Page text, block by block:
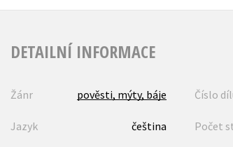
DETAILNÍ INFORMACE
Žánr pověsti, mýty, báje Číslo
Jazyk čeština Počet